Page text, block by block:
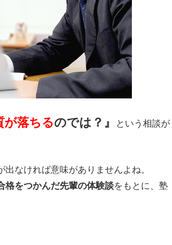
が落ちるのでは？』
という相談が
なければ意味がありませんよね。
格をつかんだ先輩の体験談をもとに、塾